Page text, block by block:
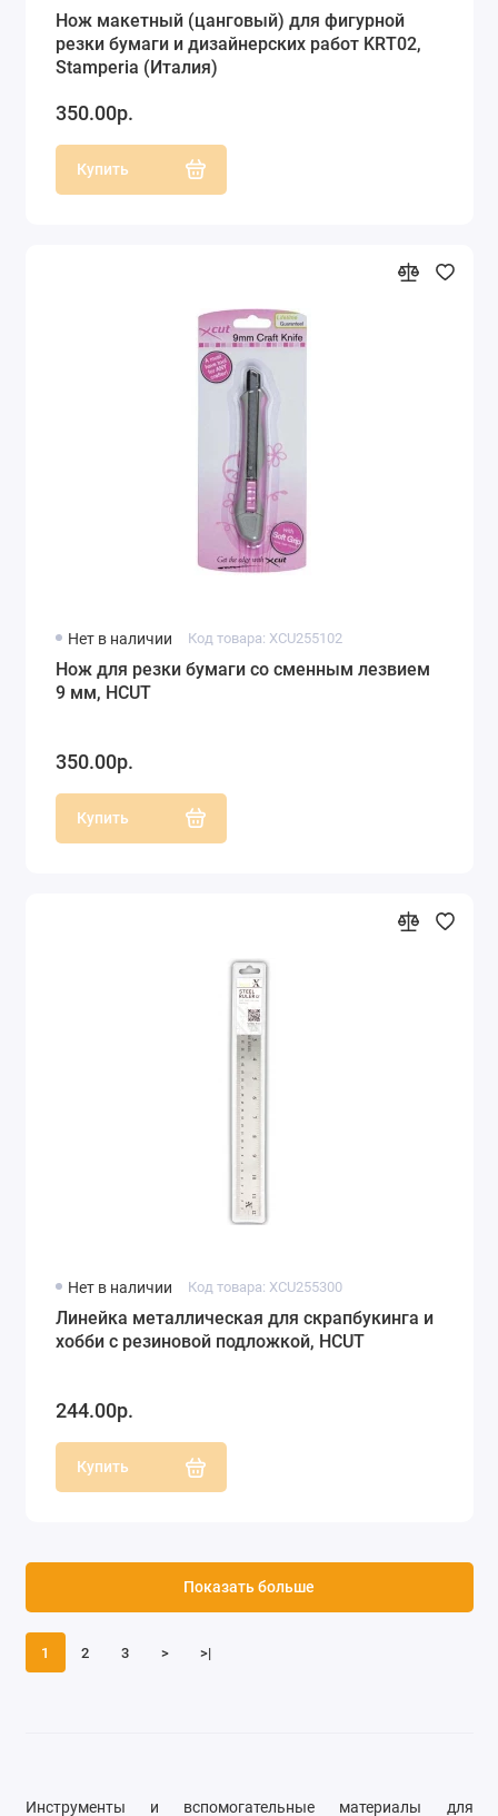
Нож макетный (цанговый) для фигурной
резки бумаги и дизайнерских работ KRT02,
Stamperia (Италия)
350.00р.
Купить
Нет в наличии Код товара: XCU255102
Нож для резки бумаги со сменным лезвием
9 мм, HCUT
350.00р.
Купить
Нет в наличии Код товара: XCU255300
Линейка металлическая для скрапбукинга и
хобби с резиновой подложкой, HCUT
244.00р.
Купить
1 2 3 > >|
Показать больше
Инструменты и вспомогательные материалы для